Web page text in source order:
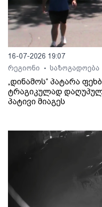
16-07-2026 19:07
რეგიონი
• საზოგადოება
„დინამოს“ პატარა
ტრაგიკულად
პატივი მიაგეს